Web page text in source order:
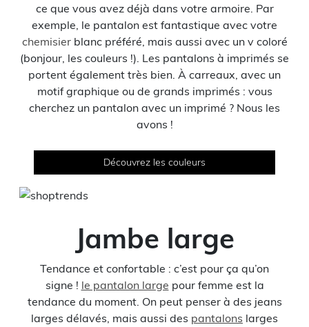
ce que vous avez déjà dans votre armoire. Par
exemple, le pantalon est fantastique avec votre
chemisierblanc préféré, mais aussi avec un v coloré
(bonjour, les couleurs !). Les pantalons à imprimés se
portent également très bien. À carreaux, avec un
motif graphique ou de grands imprimés : vous
cherchez un pantalon avec un imprimé ? Nous les
avons !
Découvrez les couleurs
Jambe large
Tendance et confortable : c’est pour ça qu’on
signe ! le pantalon large pour femme est la
tendance du moment. On peut penser à des jeans
larges délavés, mais aussi des pantalons larges